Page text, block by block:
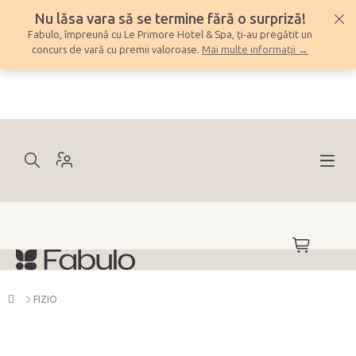
conținut
Nu lăsa vara să se termine fără o surpriză!
Fabulo, împreună cu Le Primore Hotel & Spa, ți-au pregătit un
concurs de vară cu premii valoroase. Mai multe informații →
COŞ
DE
AcasăFIZIO